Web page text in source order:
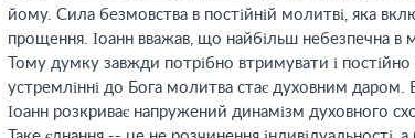
йому. Сила безмовства в постійній молитві, яка
прощення. Іоанн вважав, що найбільш небезпечна в
Тому думку завжди потрібно втримувати і
устремлінні до Бога молитва стає духовним даром.
Іоанн розкриває напружений динамізм духовного